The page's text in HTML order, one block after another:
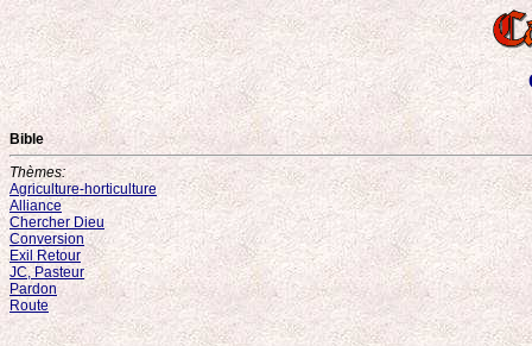
Bible
Thèmes:
Agriculture-horticulture
Alliance
Chercher Dieu
Conversion
Exil Retour
JC, Pasteur
Pardon
Route